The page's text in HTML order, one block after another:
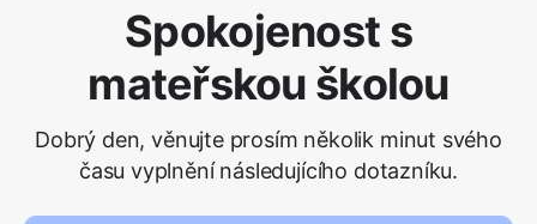
Spokojenost s
mateřskou školou
Dobrý den, věnujte prosím několik minut svého
času vyplnění následujícího dotazníku.